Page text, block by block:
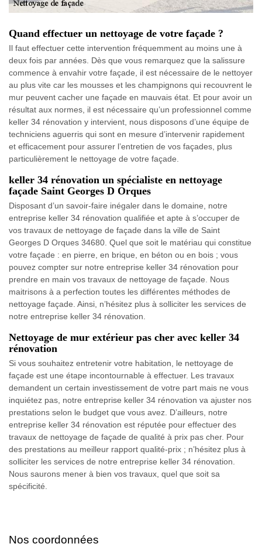
Quand effectuer un nettoyage de votre façade ?
Il faut effectuer cette intervention fréquemment au moins une à
deux fois par années. Dès que vous remarquez que la salissure
commence à envahir votre façade, il est nécessaire de le nettoyer
au plus vite car les mousses et les champignons qui recouvrent le
mur peuvent cacher une façade en mauvais état. Et pour avoir un
résultat aux normes, il est nécessaire qu’un professionnel comme
keller 34 rénovation y intervient, nous disposons d’une équipe de
techniciens aguerris qui sont en mesure d’intervenir rapidement
et efficacement pour assurer l’entretien de vos façades, plus
particulièrement le nettoyage de votre façade.
keller 34 rénovation un spécialiste en nettoyage
façade Saint Georges D Orques
Disposant d’un savoir-faire inégaler dans le domaine, notre
entreprise keller 34 rénovation qualifiée et apte à s’occuper de
vos travaux de nettoyage de façade dans la ville de Saint
Georges D Orques 34680. Quel que soit le matériau qui constitue
votre façade : en pierre, en brique, en béton ou en bois ; vous
pouvez compter sur notre entreprise keller 34 rénovation pour
prendre en main vos travaux de nettoyage de façade. Nous
maitrisons à a perfection toutes les différentes méthodes de
nettoyage façade. Ainsi, n’hésitez plus à solliciter les services de
notre entreprise keller 34 rénovation.
Nettoyage de mur extérieur pas cher avec keller 34
rénovation
Si vous souhaitez entretenir votre habitation, le nettoyage de
façade est une étape incontournable à effectuer. Les travaux
demandent un certain investissement de votre part mais ne vous
inquiétez pas, notre entreprise keller 34 rénovation va ajuster nos
prestations selon le budget que vous avez. D’ailleurs, notre
entreprise keller 34 rénovation est réputée pour effectuer des
travaux de nettoyage de façade de qualité à prix pas cher. Pour
des prestations au meilleur rapport qualité-prix ; n’hésitez plus à
solliciter les services de notre entreprise keller 34 rénovation.
Nous saurons mener à bien vos travaux, quel que soit sa
spécificité.
Nos coordonnées